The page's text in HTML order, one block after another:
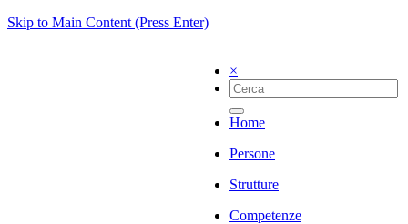
Skip to Main Content (Press Enter)
×
Home
Persone
Strutture
Competenze